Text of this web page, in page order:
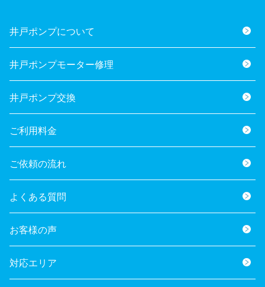
井戸ポンプについて
井戸ポンプモーター修理
井戸ポンプ交換
ご利用料金
ご依頼の流れ
よくある質問
お客様の声
対応エリア